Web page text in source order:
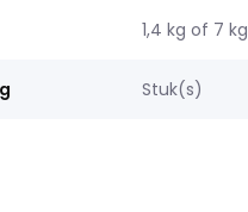
1,4 kg of 7 kg
Stuk(s)